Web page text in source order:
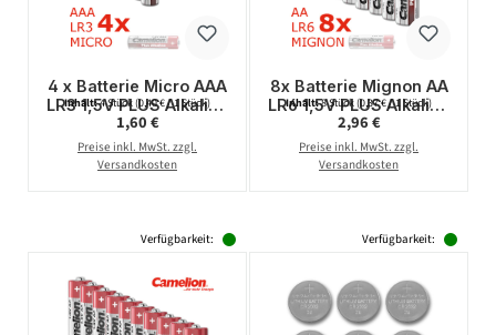
4 x Batterie Micro AAA
LR3 1,5V PLUS Alkaline
- Leistung auf Dauer -
CAMELION
Inhalt:4 Stück(0,40 € / 1 Stück)
Regulärer Preis:
1,60 €
Preise inkl. MwSt. zzgl.
Versandkosten
8x Batterie Mignon AA
LR6 1,5V PLUS Alkaline
- Leistung auf Dauer -
CAMELION
Inhalt:8 Stück(0,37 € / 1 Stück)
Regulärer Preis:
2,96 €
Preise inkl. MwSt. zzgl.
Versandkosten
Verfügbarkeit: Verfügbarkeit: